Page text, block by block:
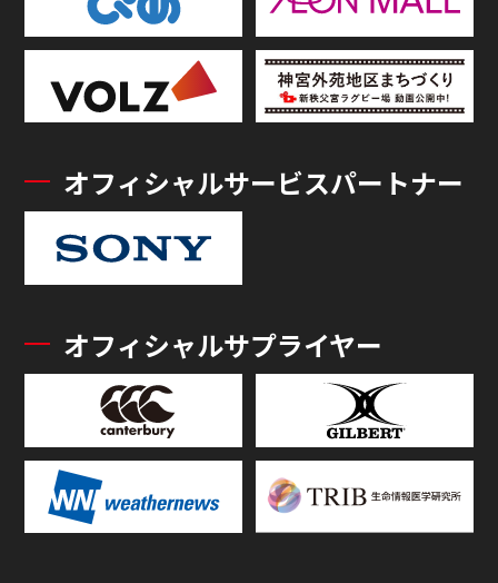
オフィシャルサービスパートナー
オフィシャルサプライヤー